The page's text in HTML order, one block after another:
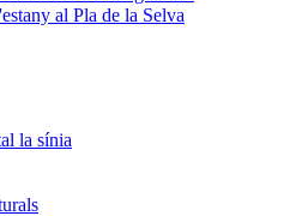
al Pla de la Selva
la sínia